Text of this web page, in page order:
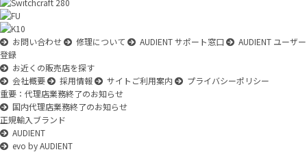
お問い合わせ 修理について AUDIENT サポート窓口
AUDIENT ユーザー
登録
お近くの販売店を探す
会社概要
採用情報 サイトご利用案内
プライバシーポリシー
重要：代理店業務終了のお知らせ
国内代理店業務終了のお知らせ
正規輸入ブランド
AUDIENT
evo by AUDIENT